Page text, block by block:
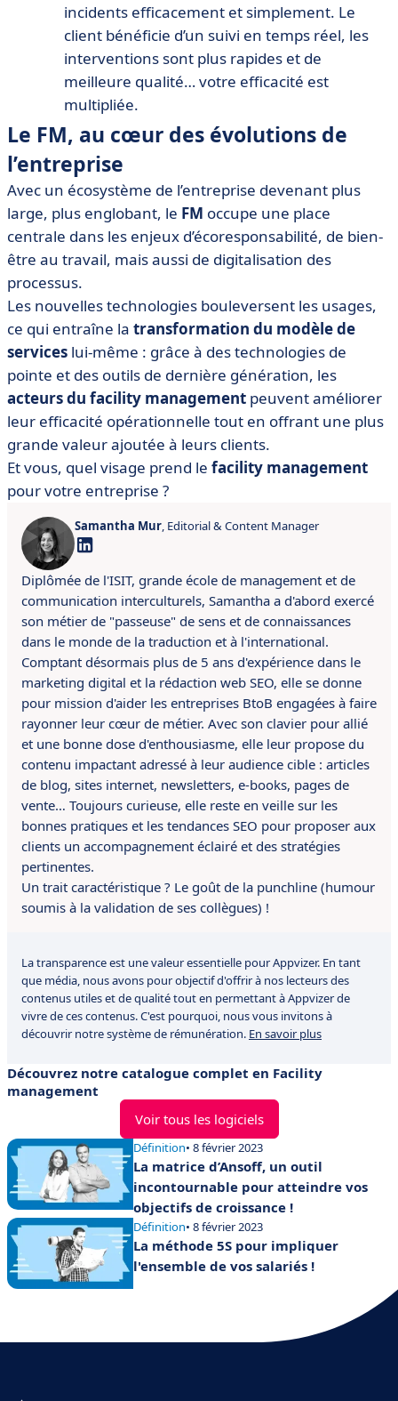
incidents efficacement et simplement. Le
client bénéficie d’un suivi en temps réel, les
interventions sont plus rapides et de
meilleure qualité… votre efficacité est
multipliée.
Le FM, au cœur des évolutions de
l’entreprise
Avec un écosystème de l’entreprise devenant plus
large, plus englobant, le FM occupe une place
centrale dans les enjeux d’écoresponsabilité, de bien-
être au travail, mais aussi de digitalisation des
processus.
Les nouvelles technologies bouleversent les usages,
ce qui entraîne la transformation du modèle de
services lui-même : grâce à des technologies de
pointe et des outils de dernière génération, les
acteurs du facility management peuvent améliorer
leur efficacité opérationnelle tout en offrant une plus
grande valeur ajoutée à leurs clients.
Et vous, quel visage prend le facility management
pour votre entreprise ?
Samantha Mur, Editorial & Content Manager
Diplômée de l'ISIT, grande école de management et de
communication interculturels, Samantha a d'abord exercé
son métier de "passeuse" de sens et de connaissances
dans le monde de la traduction et à l'international.
Comptant désormais plus de 5 ans d'expérience dans le
marketing digital et la rédaction web SEO, elle se donne
pour mission d'aider les entreprises BtoB engagées à faire
rayonner leur cœur de métier. Avec son clavier pour allié
et une bonne dose d'enthousiasme, elle leur propose du
contenu impactant adressé à leur audience cible : articles
de blog, sites internet, newsletters, e-books, pages de
vente… Toujours curieuse, elle reste en veille sur les
bonnes pratiques et les tendances SEO pour proposer aux
clients un accompagnement éclairé et des stratégies
pertinentes.
Un trait caractéristique ? Le goût de la punchline (humour
soumis à la validation de ses collègues) !
La transparence est une valeur essentielle pour Appvizer. En tant
que média, nous avons pour objectif d'offrir à nos lecteurs des
contenus utiles et de qualité tout en permettant à Appvizer de
vivre de ces contenus. C'est pourquoi, nous vous invitons à
découvrir notre système de rémunération. En savoir plus
Découvrez notre catalogue complet en Facility
management
Voir tous les logiciels
Définition• 8 février 2023
La matrice d’Ansoff, un outil
incontournable pour atteindre vos
objectifs de croissance !
Définition• 8 février 2023
La méthode 5S pour impliquer
l'ensemble de vos salariés !